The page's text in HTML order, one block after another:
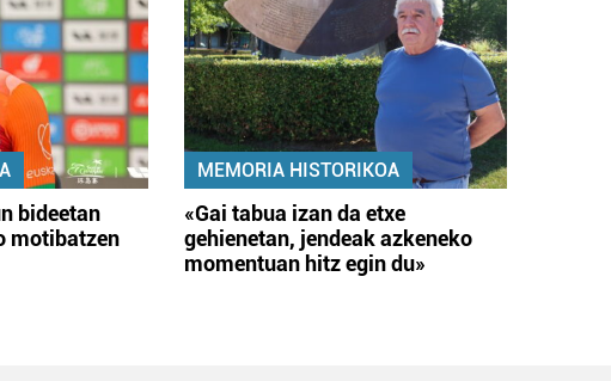
bideetan
motibatzen
MEMORIA HISTORIKOA
«Gai tabua izan da etxe
gehienetan, jendeak azkeneko
momentuan hitz egin du»